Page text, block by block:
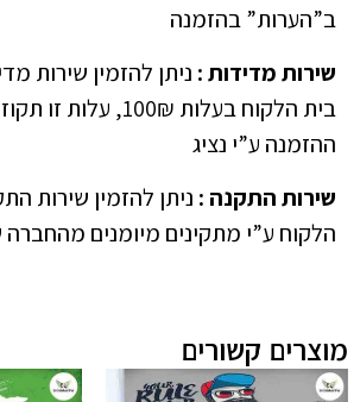
ב”הערות” בהזמנה
שירות מדידות: ניתן להזמין שירות
בית הלקוח בעלות 100₪,
ההזמנה ע”י נציג
שירות התקנה : ניתן להזמין שירות
הלקוח ע”י מתקינים מיומנים מהחברה
מוצרים קשורים